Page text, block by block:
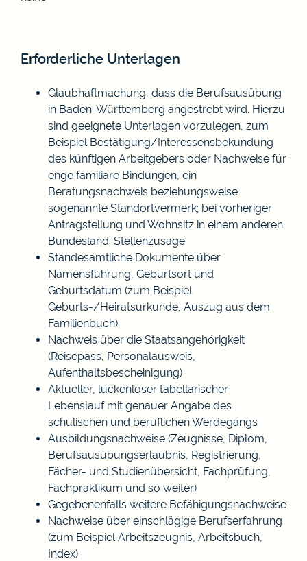
Erforderliche Unterlagen
Glaubhaftmachung, dass die Berufsausübung
in Baden-Württemberg angestrebt wird. Hierzu
sind geeignete Unterlagen vorzulegen, zum
Beispiel Bestätigung/Interessensbekundung
des künftigen Arbeitgebers oder Nachweise für
enge familiäre Bindungen, ein
Beratungsnachweis beziehungsweise
sogenannte Standortvermerk; bei vorheriger
Antragstellung und Wohnsitz in einem anderen
Bundesland: Stellenzusage
Standesamtliche Dokumente über
Namensführung, Geburtsort und
Geburtsdatum (zum Beispiel
Geburts-/Heiratsurkunde, Auszug aus dem
Familienbuch)
Nachweis über die Staatsangehörigkeit
(Reisepass, Personalausweis,
Aufenthaltsbescheinigung)
Aktueller, lückenloser tabellarischer
Lebenslauf mit genauer Angabe des
schulischen und beruflichen Werdegangs
Ausbildungsnachweise (Zeugnisse, Diplom,
Berufsausübungserlaubnis, Registrierung,
Fächer- und Studienübersicht, Fachprüfung,
Fachpraktikum und so weiter)
Gegebenenfalls weitere Befähigungsnachweise
Nachweise über einschlägige Berufserfahrung
(zum Beispiel Arbeitszeugnis, Arbeitsbuch,
Index)